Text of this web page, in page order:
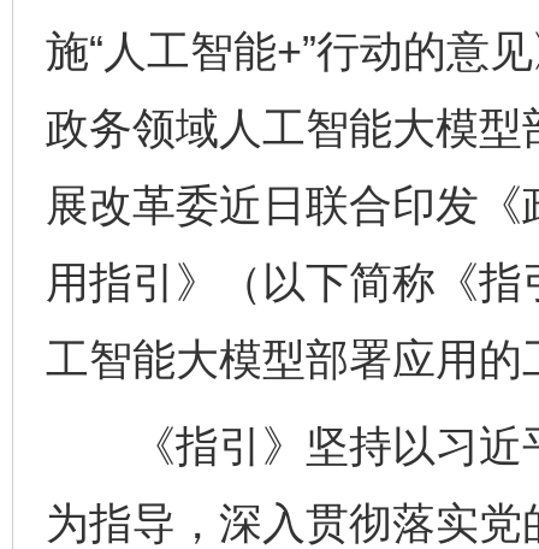
施“人工智能+”行动的意
政务领域人工智能大模
展改革委近日联合印发
用指引》（以下简称《
工智能大模型部署应用
《指引》坚持以习近
为指导，深入贯彻落实